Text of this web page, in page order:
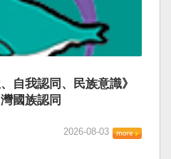
自我認同、民族意識》
國族認同
2026-08-03